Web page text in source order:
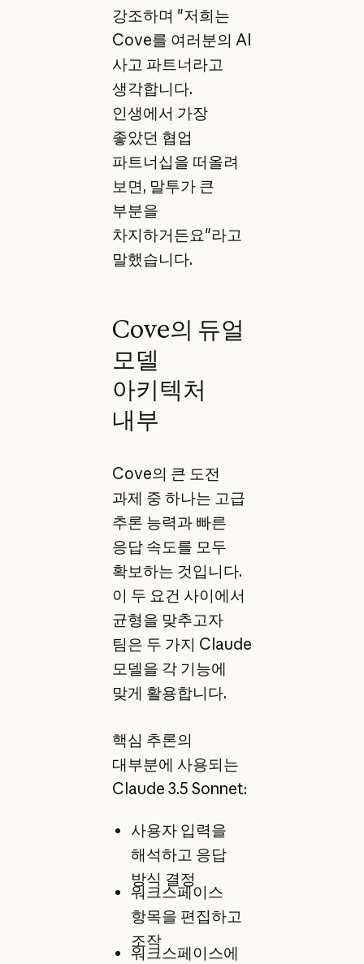
강조하며 "저희는
Cove를 여러분의 AI
사고 파트너라고
생각합니다.
인생에서 가장
좋았던 협업
파트너십을 떠올려
보면, 말투가 큰
부분을
차지하거든요"라고
말했습니다.
Cove의 듀얼
모델
아키텍처
내부
Cove의 큰 도전
과제 중 하나는 고급
추론 능력과 빠른
응답 속도를 모두
확보하는 것입니다.
이 두 요건 사이에서
균형을 맞추고자
팀은 두 가지 Claude
모델을 각 기능에
맞게 활용합니다.
핵심 추론의
대부분에 사용되는
Claude 3.5 Sonnet:
사용자 입력을
해석하고 응답
방식 결정
워크스페이스
항목을 편집하고
조작
워크스페이스에